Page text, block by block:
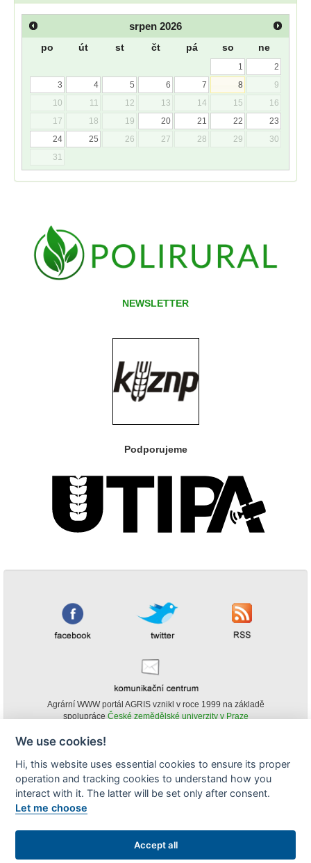
srpen 2026
po út st čt pá so ne
1
2
3
4 5 6 7 8
9
10
11 12 13 14 15
16
17
18 19 20 21 22
23
24
25 26 27 28 29
30
31
NEWSLETTER
Podporujeme
Agrární WWW portál AGRIS vznikl v roce 1999 na základě
spolupráce České zemědělské univerzity v Praze
obsahu agrárního WWW portálu AGRIS je možné
(pokud není uvedeno jinak) pouze za podmínky uvedení zdroje v podobě
www.agris.cz a data publikace v AGRISu.
We use cookies!
Hi, this website uses essential cookies to ensure its proper
operation and tracking cookies to understand how you
interact with it. The latter will be set only after consent.
Let me choose
Accept all